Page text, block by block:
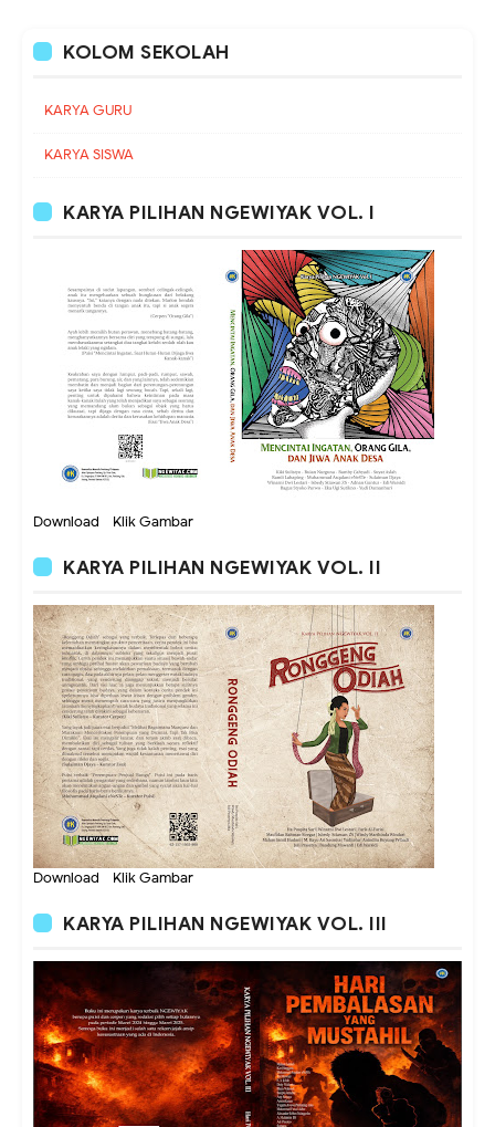
KOLOM SEKOLAH
KARYA GURU
KARYA SISWA
KARYA PILIHAN NGEWIYAK VOL. I
Download - Klik Gambar
KARYA PILIHAN NGEWIYAK VOL. II
Download - Klik Gambar
KARYA PILIHAN NGEWIYAK VOL. III